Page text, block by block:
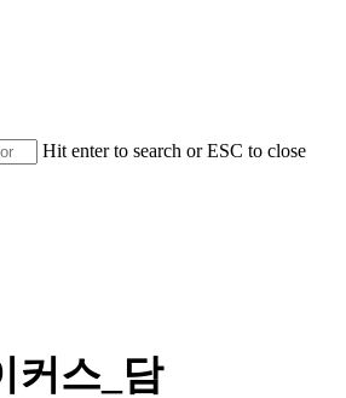
Hit enter to search or ESC to close
커스_담